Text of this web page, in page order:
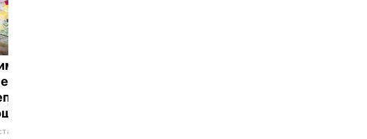
то, что
в жару.
вкуснейшей
18.21